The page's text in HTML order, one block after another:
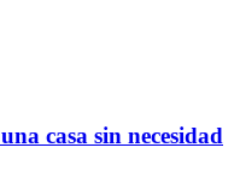
casa sin necesidad